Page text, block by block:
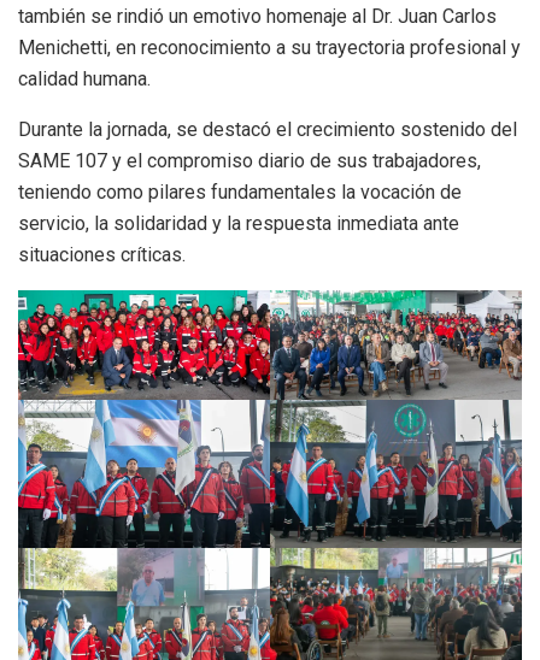
también se rindió un emotivo homenaje al Dr. Juan Carlos
Menichetti, en reconocimiento a su trayectoria profesional y
calidad humana.
Durante la jornada, se destacó el crecimiento sostenido del
SAME 107 y el compromiso diario de sus trabajadores,
teniendo como pilares fundamentales la vocación de
servicio, la solidaridad y la respuesta inmediata ante
situaciones críticas.